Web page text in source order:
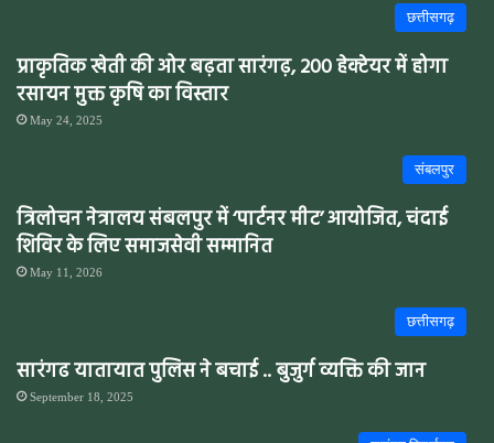
छत्तीसगढ़
प्राकृतिक खेती की ओर बढ़ता सारंगढ़, 200 हेक्टेयर में होगा
रसायन मुक्त कृषि का विस्तार
May 24, 2025
संबलपुर
त्रिलोचन नेत्रालय संबलपुर में ‘पार्टनर मीट’ आयोजित, चंदाई
शिविर के लिए समाजसेवी सम्मानित
May 11, 2026
छत्तीसगढ़
सारंगढ यातायात पुलिस ने बचाई .. बुजुर्ग व्यक्ति की जान
September 18, 2025